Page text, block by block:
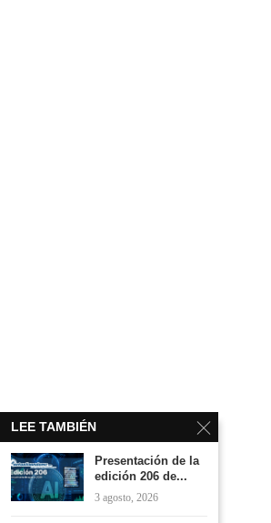
LEE TAMBIÉN
Presentación de la
edición 206 de...
3 agosto, 2026